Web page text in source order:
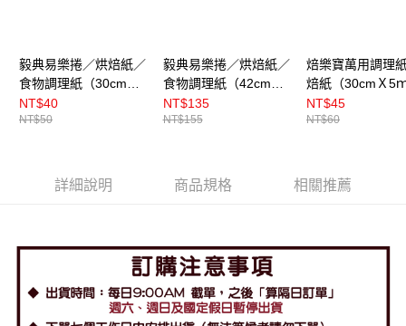
毅典易樂捲／烘焙紙／
食物調理紙（30cmＸ5
ｍ）
NT$40
NT$50
毅典易樂捲／烘焙紙／
食物調理紙（42cmＸ
15ｍ）
NT$135
NT$155
焙樂寶萬用調理
焙紙（30cmＸ5
NT$45
NT$60
詳細說明 商品規格 相關推薦